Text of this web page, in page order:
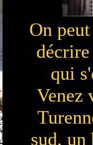
On
qui
Venez
sud, un